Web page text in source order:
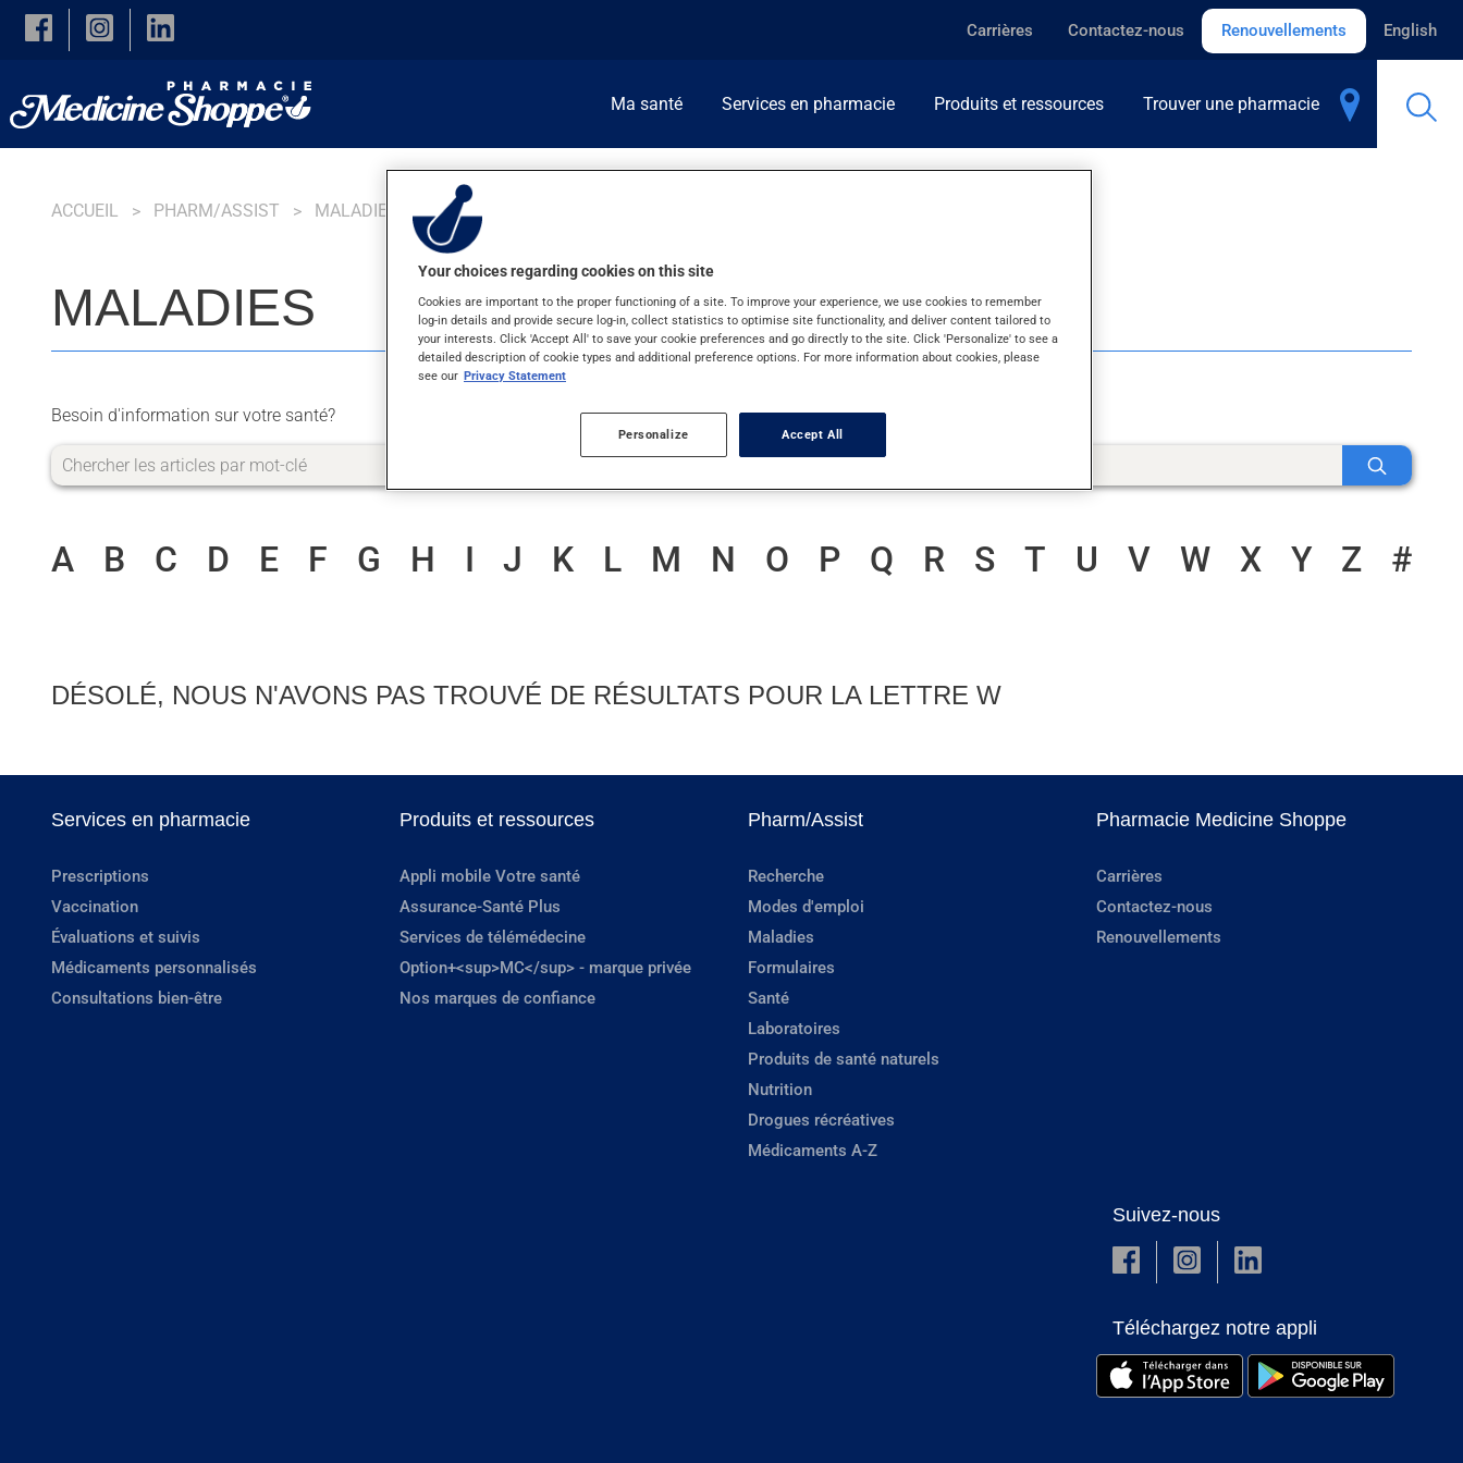
Skip to main content
Carrières Contactez-nous Renouvellements English
Ma santé Services en pharmacie Produits et ressources Trouver une pharmacie
ACCUEIL PHARM/ASSIST MALADIES
MALADIES
Besoin d'information sur votre santé?
A B C D E F G H I J K L M N O P Q R S T U V W X Y Z #
DÉSOLÉ, NOUS N'AVONS PAS TROUVÉ DE RÉSULTATS POUR LA LETTRE W
Services en pharmacie
Prescriptions
Vaccination
Évaluations et suivis
Médicaments personnalisés
Consultations bien-être
Produits et ressources
Appli mobile Votre santé
Assurance-Santé Plus
Services de télémédecine
Option+<sup>MC</sup> - marque privée
Nos marques de confiance
Pharm/Assist
Recherche
Modes d'emploi
Maladies
Formulaires
Santé
Laboratoires
Produits de santé naturels
Nutrition
Drogues récréatives
Médicaments A-Z
Pharmacie Medicine Shoppe
Carrières
Contactez-nous
Renouvellements
Suivez-nous
Téléchargez notre appli
Your choices regarding cookies on this site
Cookies are important to the proper functioning of a site. To improve your experience, we use cookies to remember
log-in details and provide secure log-in, collect statistics to optimise site functionality, and deliver content tailored to
your interests. Click 'Accept All' to save your cookie preferences and go directly to the site. Click 'Personalize' to see a
detailed description of cookie types and additional preference options. For more information about cookies, please
see our Privacy Statement
Personalize Accept All